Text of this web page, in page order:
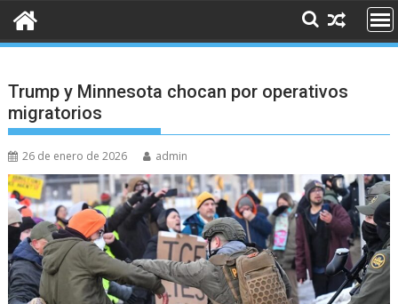
Trump y Minnesota chocan por operativos
migratorios
26 de enero de 2026 admin